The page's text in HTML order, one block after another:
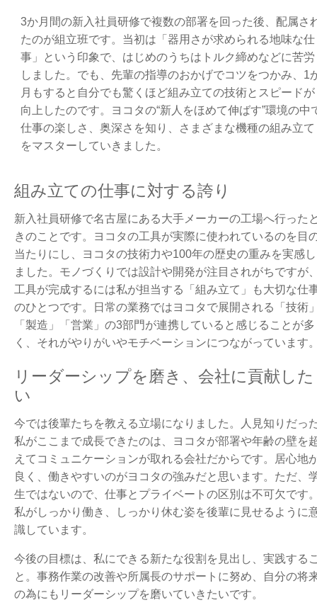
3か月間の新入社員研修で複数の部署を回った後、配属さ
たのが組立班です。当初は「器用さが求められる地味な仕
事」という印象で、はじめのうちはトルク締めなどに苦労
しました。でも、先輩の指導のおかげでコツをつかみ、1
月もすると自分でも驚くほど組み立ての技術とスピードが
向上したのです。ヨコタの“新人をほめて伸ばす”環境の中
仕事の楽しさ、奥深さを知り、さまざまな機種の組み立て
をマスターしていきました。
組み立ての仕事に対する誇り
新入社員研修で名古屋にある大手メーカーの工場へ行った
きのことです。ヨコタの工具が実際に使われているのを目
当たりにし、ヨコタの技術力や100年の歴史の重みを実感し
ました。モノづくりでは設計や開発が注目されがちですが
工具が完成するには私が担当する「組み立て」も大切な仕
のひとつです。日常の業務ではヨコタで展開される「技術
「製造」「営業」の3部門が連携していると感じることが多
く、それがやりがいやモチベーションにつながっています
リーダーシップを磨き、会社に貢献した
い
今では後輩たちを教える立場になりました。人見知りだっ
私がここまで成長できたのは、ヨコタが部署や年齢の壁を
えてコミュニケーションが取れる会社だからです。居心地
良く、働きやすいのがヨコタの強みだと思います。ただ、
生ではないので、仕事とプライベートの区別は不可欠です
私がしっかり働き、しっかり休む姿を後輩に見せるように
識しています。
今後の目標は、私にできる新たな役割を見出し、実践する
と。事務作業の改善や所属長のサポートに努め、自分の将
の為にもリーダーシップを磨いていきたいです。